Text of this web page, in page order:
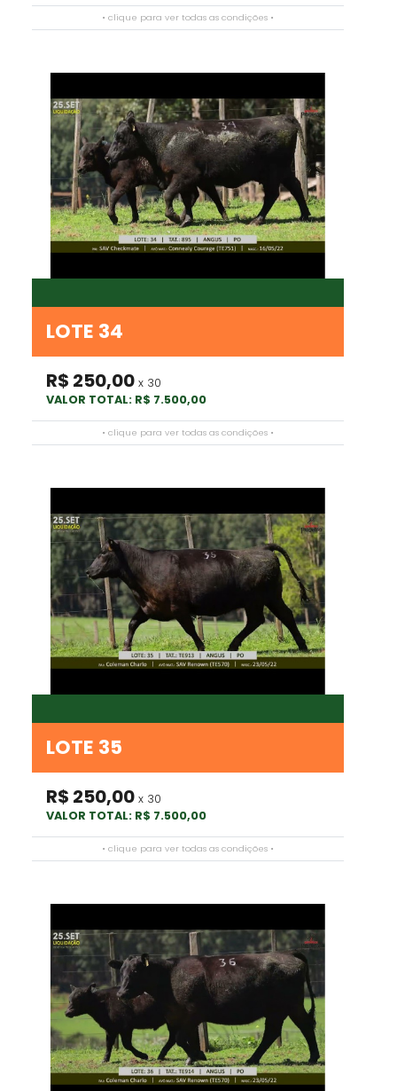
• clique para ver todas as condições •
LOTE 34
R$ 250,00 x 30
VALOR TOTAL: R$ 7.500,00
• clique para ver todas as condições •
LOTE 35
R$ 250,00 x 30
VALOR TOTAL: R$ 7.500,00
• clique para ver todas as condições •